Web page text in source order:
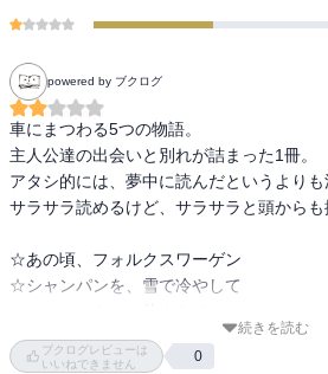
powered by ブクログ
車にまつわる5つの物語。
主人公達の出会いと別れが詰まった1冊。
アタシ的には、夢中に読んだというよりも
サラサラ読めるけど、サラサラと頭からも
☆あの頃、フォルクスワーゲン
☆シャンパンを、雪で冷やして
☆ロードスターの逃亡者
☆コスモスが泣くかもしれない
続きを読む
ブクログレビューは
いいねできません
0